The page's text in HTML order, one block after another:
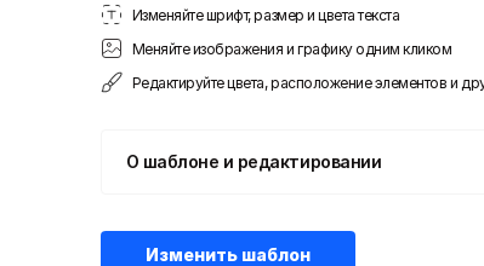
Изменяйте шрифт, размер и цвета текста
Меняйте изображения и графику одним кликом
Редактируйте цвета, расположение элементов и
О шаблоне и редактировании
Изменить шаблон